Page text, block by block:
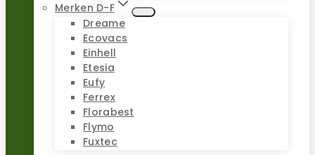
Merken D-F
Dreame
Ecovacs
Einhell
Etesia
Eufy
Ferrex
Florabest
Flymo
Fuxtec